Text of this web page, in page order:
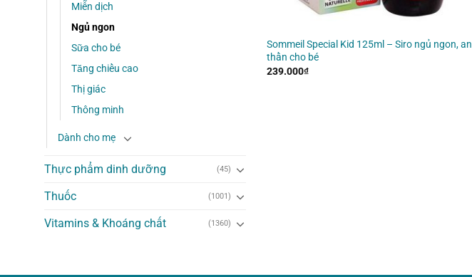
Miễn dịch
Ngủ ngon
Sữa cho bé
Tăng chiều cao
Thị giác
Thông minh
Dành cho mẹ
Thực phẩm dinh dưỡng (45)
Thuốc (1001)
Vitamins & Khoáng chất (1360)
Sommeil Special Kid 125ml – Siro ngủ ngon, an
thần cho bé
239.000₫